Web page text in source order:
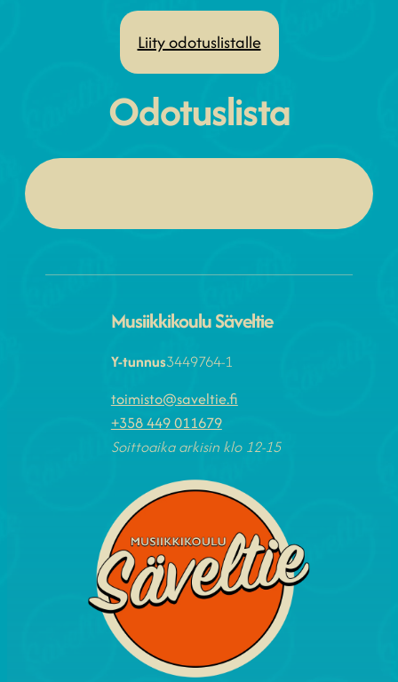
Liity odotuslistalle
Odotuslista
Musiikkikoulu Säveltie
Y-tunnus3449764-1
toimisto@saveltie.fi
+358 449 011679
Soittoaika arkisin klo 12-15